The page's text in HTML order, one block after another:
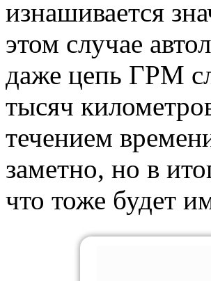
изнашивается
этом случае
даже цепь ГРМ
тысяч
течением
заметно, но в
что тоже будет